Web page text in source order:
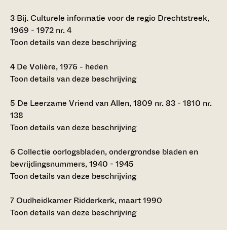
3 Bij. Culturele informatie voor de regio Drechtstreek,
1969 - 1972 nr. 4
Toon details van deze beschrijving
4 De Volière, 1976 - heden
Toon details van deze beschrijving
5 De Leerzame Vriend van Allen, 1809 nr. 83 - 1810 nr.
138
Toon details van deze beschrijving
6 Collectie oorlogsbladen, ondergrondse bladen en
bevrijdingsnummers, 1940 - 1945
Toon details van deze beschrijving
7Oudheidkamer Ridderkerk, maart 1990
Toon details van deze beschrijving